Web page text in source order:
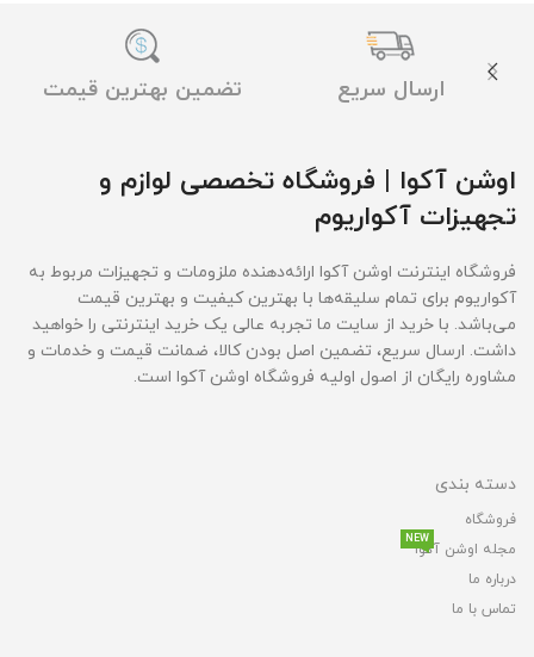
ارسال سریع تضمین بهترین قیمت
اوشن آکوا | فروشگاه تخصصی لوازم و
تجهیزات آکواریوم
فروشگاه اینترنت اوشن آکوا ارائه‌دهنده ملزومات و تجهیزات مربوط به
آکواریوم برای تمام سلیقه‌ها با بهترین کیفیت و بهترین قیمت‌
می‌باشد. با خرید از سایت ما تجربه عالی یک خرید اینترنتی را خواهید
داشت. ارسال سریع، تضمین اصل بودن کالا، ضمانت قیمت و خدمات و
مشاوره رایگان از اصول اولیه فروشگاه اوشن آکوا است.
دسته بندی
فروشگاه
مجله اوشن آکوا
NEW
درباره ما
تماس با ما